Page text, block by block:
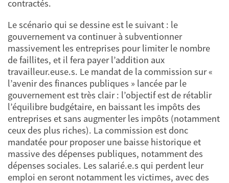
contractés.
Le scénario qui se dessine est le suivant : le
gouvernement va continuer à subventionner
massivement les entreprises pour limiter le nombre
de faillites, et il fera payer l’addition aux
travailleur.euse.s. Le mandat de la commission sur «
l’avenir des finances publiques » lancée par le
gouvernement est très clair : l’objectif est de rétablir
l’équilibre budgétaire, en baissant les impôts des
entreprises et sans augmenter les impôts (notamment
ceux des plus riches). La commission est donc
mandatée pour proposer une baisse historique et
massive des dépenses publiques, notamment des
dépenses sociales. Les salarié.e.s qui perdent leur
emploi en seront notamment les victimes, avec des